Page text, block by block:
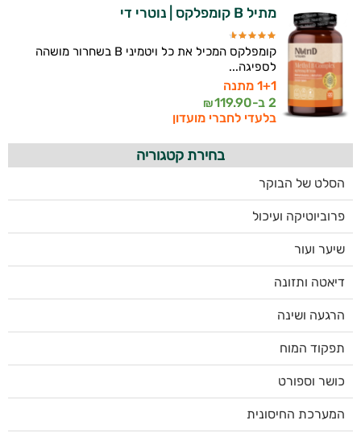
מתיל B קומפלקס | נוטרי די
קומפלקס המכיל את כל ויטמיני B בשחרור מושהה
לספיגה...
1+1 מתנה
2 ב-
119.90
₪
בלעדי לחברי מועדון
בחירת קטגוריה
הסלט של הבוקר
פרוביוטיקה ועיכול
שיער ועור
דיאטה ותזונה
הרגעה ושינה
תפקוד המוח
כושר וספורט
המערכת החיסונית